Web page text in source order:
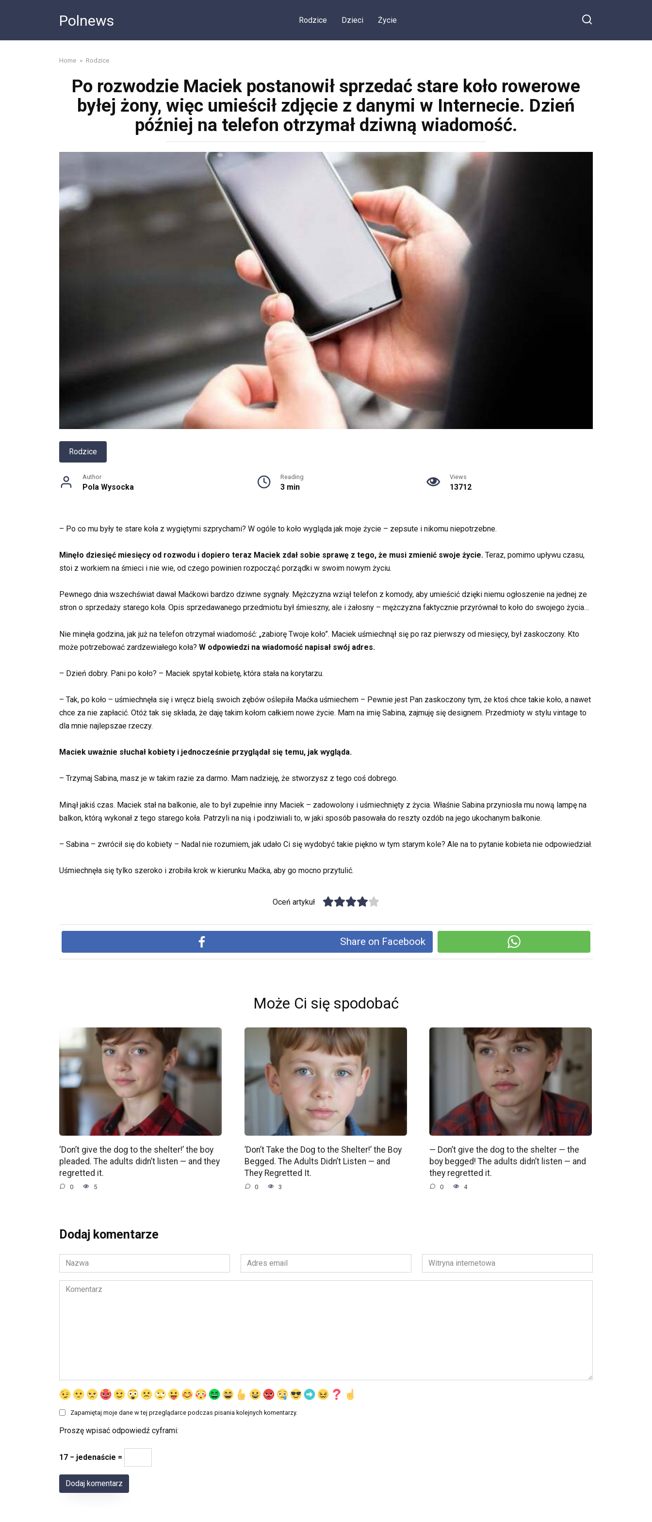
Polnews Rodzice Dzieci Życie
Home » Rodzice
Po rozwodzie Maciek postanowił sprzedać stare koło rowerowe
byłej żony, więc umieścił zdjęcie z danymi w Internecie. Dzień
później na telefon otrzymał dziwną wiadomość.
Rodzice
Author
Pola Wysocka
Reading
3 min
Views
13712
– Po co mu były te stare koła z wygiętymi szprychami? W ogóle to koło wygląda jak moje życie – zepsute i nikomu niepotrzebne.
Minęło dziesięć miesięcy od rozwodu i dopiero teraz Maciek zdał sobie sprawę z tego, że musi zmienić swoje życie. Teraz, pomimo upływu czasu,
stoi z workiem na śmieci i nie wie, od czego powinien rozpocząć porządki w swoim nowym życiu.
Pewnego dnia wszechświat dawał Maćkowi bardzo dziwne sygnały. Mężczyzna wziął telefon z komody, aby umieścić dzięki niemu ogłoszenie na jednej ze
stron o sprzedaży starego koła. Opis sprzedawanego przedmiotu był śmieszny, ale i żałosny – mężczyzna faktycznie przyrównał to koło do swojego życia…
Nie minęła godzina, jak już na telefon otrzymał wiadomość: „zabiorę Twoje koło”. Maciek uśmiechnął się po raz pierwszy od miesięcy, był zaskoczony. Kto
może potrzebować zardzewiałego koła? W odpowiedzi na wiadomość napisał swój adres.
– Dzień dobry. Pani po koło? – Maciek spytał kobietę, która stała na korytarzu.
– Tak, po koło – uśmiechnęła się i wręcz bielą swoich zębów oślepiła Maćka uśmiechem – Pewnie jest Pan zaskoczony tym, że ktoś chce takie koło, a nawet
chce za nie zapłacić. Otóż tak się składa, że daję takim kołom całkiem nowe życie. Mam na imię Sabina, zajmuję się designem. Przedmioty w stylu vintage to
dla mnie najlepszae rzeczy.
Maciek uważnie słuchał kobiety i jednocześnie przyglądał się temu, jak wygląda.
– Trzymaj Sabina, masz je w takim razie za darmo. Mam nadzieję, że stworzysz z tego coś dobrego.
Minął jakiś czas. Maciek stał na balkonie, ale to był zupełnie inny Maciek – zadowolony i uśmiechnięty z życia. Właśnie Sabina przyniosła mu nową lampę na
balkon, którą wykonał z tego starego koła. Patrzyli na nią i podziwiali to, w jaki sposób pasowała do reszty ozdób na jego ukochanym balkonie.
– Sabina – zwrócił się do kobiety – Nadal nie rozumiem, jak udało Ci się wydobyć takie piękno w tym starym kole? Ale na to pytanie kobieta nie odpowiedział.
Uśmiechnęła się tylko szeroko i zrobiła krok w kierunku Maćka, aby go mocno przytulić.
Oceń artykuł
Share on Facebook
Może Ci się spodobać
‘Don’t give the dog to the shelter!’ the boy
pleaded. The adults didn’t listen — and they
regretted it.
0 5
’Don’t Take the Dog to the Shelter!’ the Boy
Begged. The Adults Didn’t Listen — and
They Regretted It.
0 3
— Don’t give the dog to the shelter — the
boy begged! The adults didn’t listen — and
they regretted it.
0 4
Dodaj komentarze
Nazwa
*
Adres
email
*
Witryna
internetowa
Komentarz
Zapamiętaj moje dane w tej przeglądarce podczas pisania kolejnych komentarzy.
Proszę wpisać odpowiedź cyframi:
17 − jedenaście =